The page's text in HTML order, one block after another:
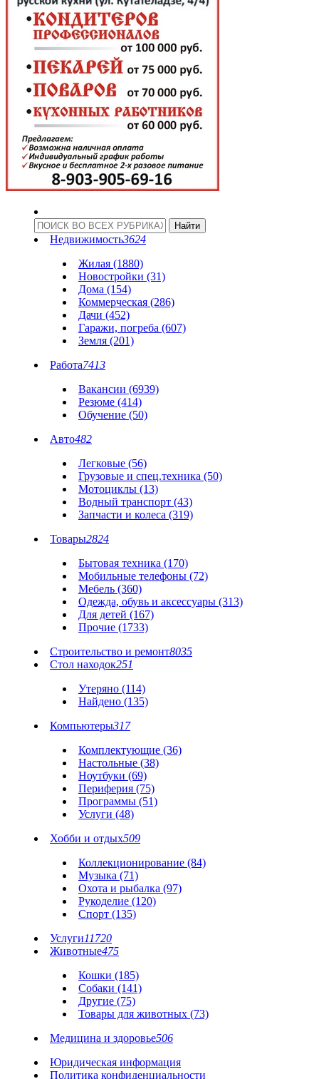
Недвижимость3624
Жилая (1880)
Новостройки (31)
Дома (154)
Коммерческая (286)
Дачи (452)
Гаражи, погреба (607)
Земля (201)
Работа7413
Вакансии (6939)
Резюме (414)
Обучение (50)
Авто482
Легковые (56)
Грузовые и спец.техника (50)
Мотоциклы (13)
Водный транспорт (43)
Запчасти и колеса (319)
Товары2824
Бытовая техника (170)
Мобильные телефоны (72)
Мебель (360)
Одежда, обувь и аксессуары (313)
Для детей (167)
Прочие (1733)
Строительство и ремонт8035
Стол находок251
Утеряно (114)
Найдено (135)
Компьютеры317
Комплектующие (36)
Настольные (38)
Ноутбуки (69)
Периферия (75)
Программы (51)
Услуги (48)
Хобби и отдых509
Коллекционирование (84)
Музыка (71)
Охота и рыбалка (97)
Рукоделие (120)
Спорт (135)
Услуги11720
Животные475
Кошки (185)
Собаки (141)
Другие (75)
Товары для животных (73)
Медицина и здоровье506
Юридическая информация
Политика конфиденциальности